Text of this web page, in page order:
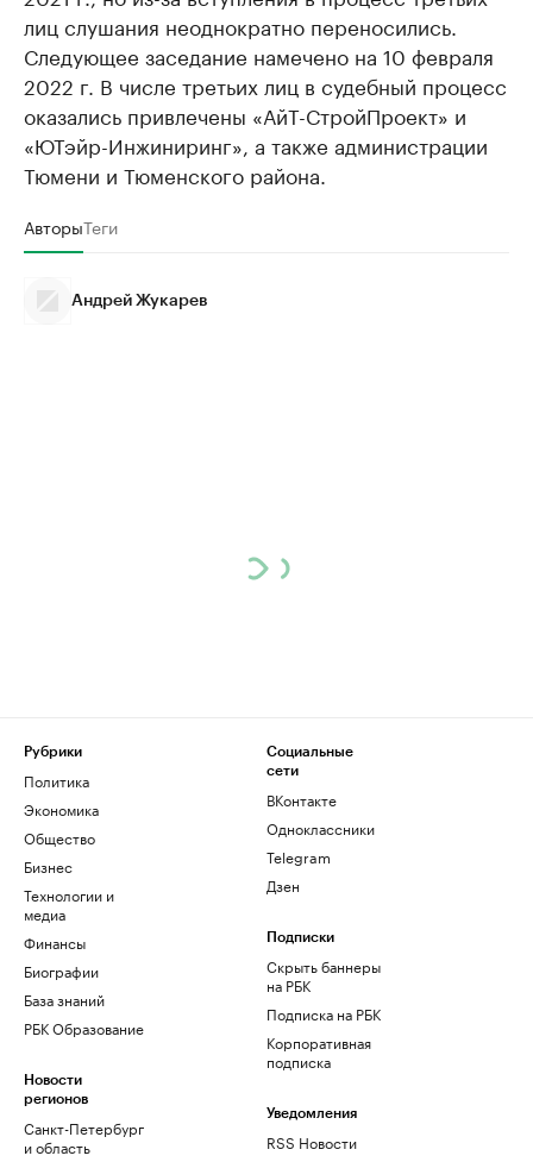
лиц слушания неоднократно переносились.
Следующее заседание намечено на 10 февраля
2022 г. В числе третьих лиц в судебный процесс
оказались привлечены «АйТ-СтройПроект» и
«ЮТэйр-Инжиниринг», а также администрации
Тюмени и Тюменского района.
АвторыТеги
Андрей Жукарев
Рубрики
Политика
Экономика
Общество
Бизнес
Технологии и
медиа
Финансы
Биографии
База знаний
РБК Образование
Новости
регионов
Санкт-Петербург
и область
Социальные
сети
ВКонтакте
Одноклассники
Telegram
Дзен
Подписки
Скрыть баннеры
на РБК
Подписка на РБК
Корпоративная
подписка
Уведомления
RSS Новости